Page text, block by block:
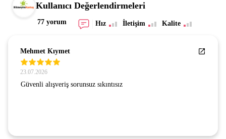
Kullanıcı Değerlendirmeleri
77 yorum Hız İletişim Kalite
Mehmet Kıymet
23.07.2026
Güvenli alışveriş sorunsuz sıkıntısız